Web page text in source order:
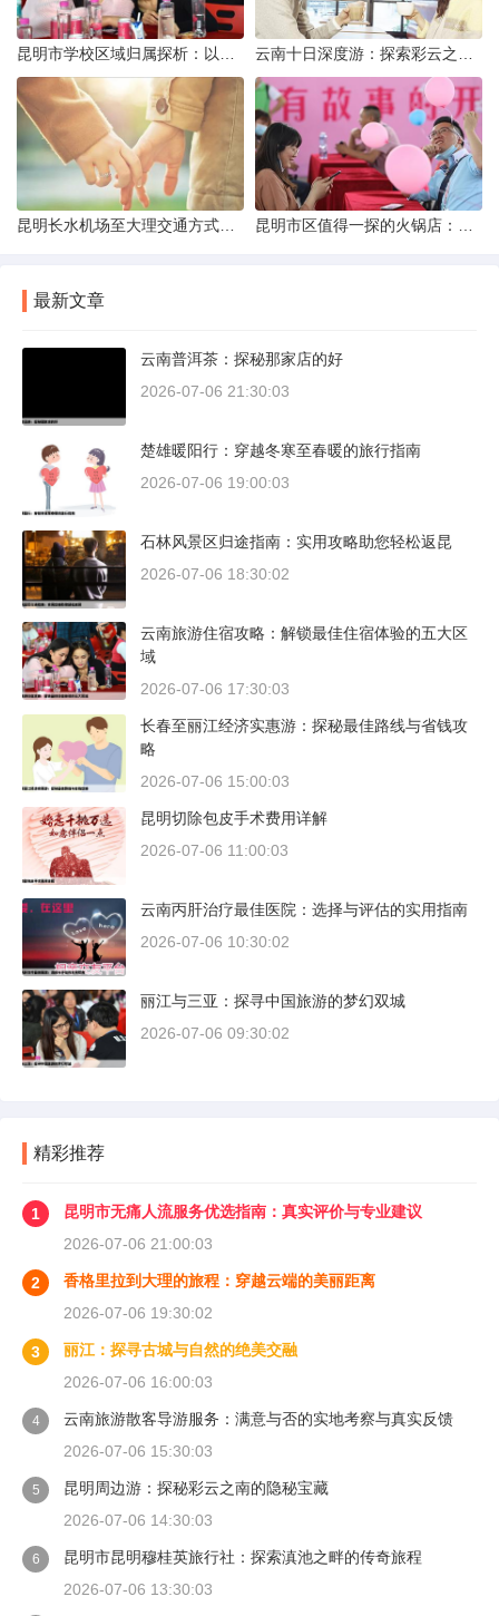
最新文章
云南普洱茶：探秘那家店的好
2026-07-06 21:30:03
楚雄暖阳行：穿越冬寒至春暖的旅行指南
2026-07-06 19:00:03
石林风景区归途指南：实用攻略助您轻松返昆
2026-07-06 18:30:02
云南旅游住宿攻略：解锁最佳住宿体验的五大区
域
2026-07-06 17:30:03
长春至丽江经济实惠游：探秘最佳路线与省钱攻
略
2026-07-06 15:00:03
昆明切除包皮手术费用详解
2026-07-06 11:00:03
云南丙肝治疗最佳医院：选择与评估的实用指南
2026-07-06 10:30:02
丽江与三亚：探寻中国旅游的梦幻双城
2026-07-06 09:30:02
精彩推荐
1
昆明市无痛人流服务优选指南：真实评价与专业建议
2026-07-06 21:00:03
2
香格里拉到大理的旅程：穿越云端的美丽距离
2026-07-06 19:30:02
3
丽江：探寻古城与自然的绝美交融
2026-07-06 16:00:03
4
云南旅游散客导游服务：满意与否的实地考察与真实反馈
2026-07-06 15:30:03
5
昆明周边游：探秘彩云之南的隐秘宝藏
2026-07-06 14:30:03
6
昆明市昆明穆桂英旅行社：探索滇池之畔的传奇旅程
2026-07-06 13:30:03